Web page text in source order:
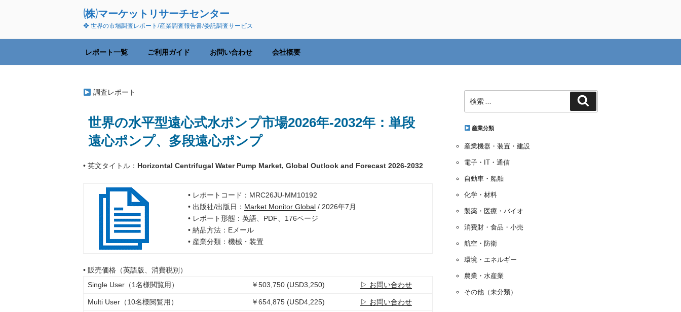
ン
へ
(株)マーケットリサーチセンター
❖ 世界の市場調査レポート/産業調査報告書/委託調査サービス
レポート一覧 ご利用ガイド お問い合わせ 会社概要
調査レポート
世界の水平型遠心式水ポンプ市場2026年-2032年：単段
遠心ポンプ、多段遠心ポンプ
• 英文タイトル： Horizontal Centrifugal Water Pump Market, Global Outlook and Forecast 2026-2032
• レポートコード：MRC26JU-MM10192
• 出版社/出版日： Market Monitor Global/ 2026年7月
• レポート形態：英語、PDF、176ページ
• 納品方法：Eメール
• 産業分類：機械・装置
• 販売価格（英語版、消費税別）
Single User（1名様閲覧用）
￥503,750 (USD3,250) ▷ お問い合わせ
Multi User（10名様閲覧用） ￥654,875 (USD4,225) ▷ お問い合わせ
索:
産業分類
産業機器・装置・建設
電子・IT・通信
自動車・船舶
化学・材料
製薬・医療・バイオ
消費財・食品・小売
航空・防衛
環境・エネルギー
農業・水産業
その他（未分類）